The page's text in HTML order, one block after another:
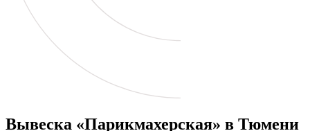
Вывеска «Парикмахерская» в Тюмени